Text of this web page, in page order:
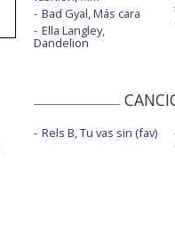
Bad Gyal, Más cara
Ella Langley,
Dandelion
Rels B, Tu vas sin (fav)